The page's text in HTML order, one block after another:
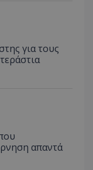
για τους
απαντά